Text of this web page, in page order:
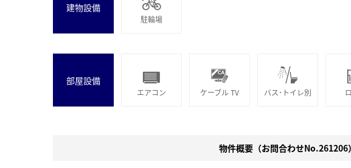
建物設備
駐輪場
部屋設備
エアコン ケーブル TV バス･トイレ別
物件概要（お問合わせNo.261206）